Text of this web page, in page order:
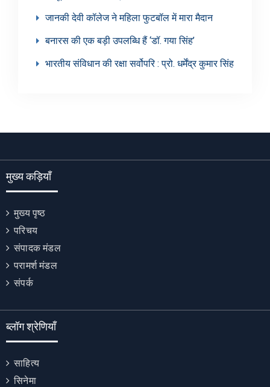
जानकी देवी कॉलेज ने महिला फुटबॉल में मारा मैदान
बनारस की एक बड़ी उपलब्धि हैं ‘डॉ. गया सिंह’
भारतीय संविधान की रक्षा सर्वोपरि : प्रो. धर्मेंद्र कुमार सिंह
मुख्य कड़ियाँ
मुख्य पृष्ठ
परिचय
संपादक मंडल
परामर्श मंडल
संपर्क
ब्लॉग श्रेणियाँ
साहित्य
सिनेमा